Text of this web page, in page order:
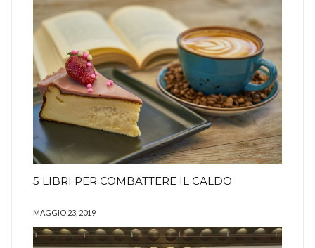
5 LIBRI PER COMBATTERE IL CALDO
MAGGIO 23, 2019